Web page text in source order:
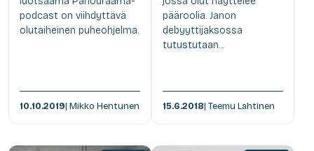
podcast on viihdyttävä
olutaiheinen puheohjelma.
10.10.2019| Mikko Hentunen
pääroolia. Janon
debyyttijaksossa
tutustutaan...
15.6.2018| Teemu Lahtinen